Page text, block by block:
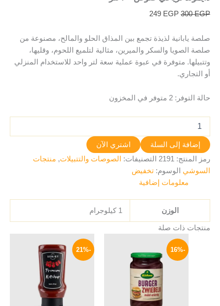
300EGP
249 EGP
صلصة يابانية لذيذة تجمع بين المذاق الحلو والمالح، مصنوعة من
صلصة الصويا والسكر والميرين، مثالية لتلميع اللحوم، وقليها،
وتتبيلها. متوفرة في عبوة عملية سعة لتر واحد للاستخدام المنزلي
أو التجاري.
حالة التوفر: 2 متوفر في المخزون
إضافة إلى السلة
اشتري الآن
رمز المنتج: 2191 التصنيفات: الصوصات والتتبيلات, منتجات
السوشي
الوسوم: تخفيض
معلومات إضافية
الوزن 1 كيلوجرام
منتجات ذات صلة
-16%
هو:
200 EGP.
هو:
169 EGP.
-21%
الأصلي
هو:
100 EGP.
الحالي
هو:
79 EGP.